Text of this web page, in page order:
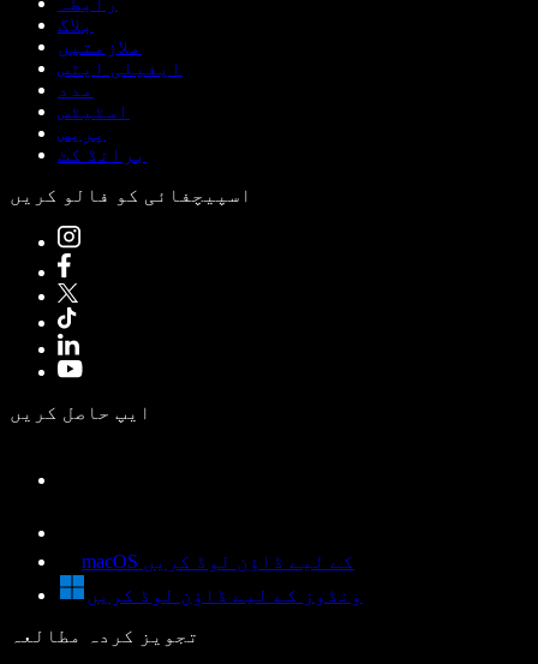
بلاگ
ملازمتیں
ایفیلی ایٹس
مدد
اسٹیٹس
پریس
برانڈ کٹ
اسپیچفائی کو فالو کریں
ایپ حاصل کریں
macOS کے لیے ڈاؤن لوڈ کریں
ونڈوز کے لیے ڈاؤن لوڈ کریں
تجویز کردہ مطالعہ